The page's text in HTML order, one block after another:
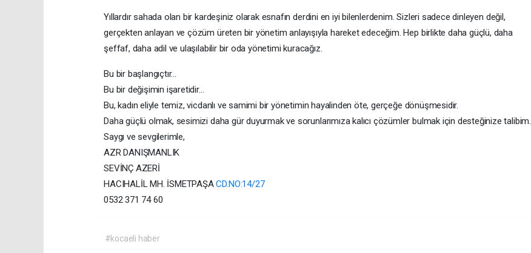
Yıllardır sahada olan bir kardeşiniz olarak esnafın derdini en iyi bilenlerdenim. Sizleri sadece dinleyen değil,
gerçekten anlayan ve çözüm üreten bir yönetim anlayışıyla hareket edeceğim. Hep birlikte daha güçlü, daha
şeffaf, daha adil ve ulaşılabilir bir oda yönetimi kuracağız.
Bu bir başlangıçtır…
Bu bir değişimin işaretidir…
Bu, kadın eliyle temiz, vicdanlı ve samimi bir yönetimin hayalinden öte, gerçeğe dönüşmesidir.
Daha güçlü olmak, sesimizi daha gür duyurmak ve sorunlarımıza kalıcı çözümler bulmak için desteğinize talibim.
Saygı ve sevgilerimle,
AZR DANIŞMANLIK
SEVİNÇ AZERİ
HACIHALİL MH. İSMETPAŞACD.NO:14/27
0532 371 74 60
#kocaeli haber